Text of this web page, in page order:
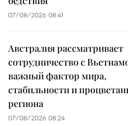
07/08/2026 08:41
Австралия рассматривает
сотрудничество с
важный фактор мира,
стабильности и
региона
07/08/2026 08:24